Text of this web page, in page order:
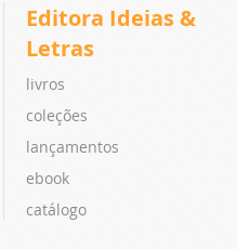
Editora Ideias &
Letras
livros
coleções
lançamentos
ebook
catálogo